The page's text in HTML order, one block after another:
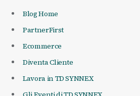
Blog Home
PartnerFirst
Ecommerce
Diventa Cliente
Lavora in TD SYNNEX